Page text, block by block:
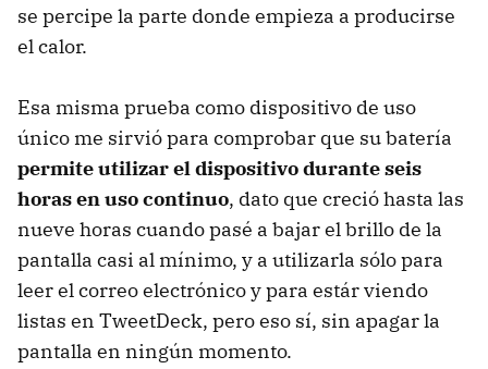
se percipe la parte donde empieza a producirse
el calor.
Esa misma prueba como dispositivo de uso
único me sirvió para comprobar que su batería
permite utilizar el dispositivo durante seis
horas en uso continuo, dato que creció hasta las
nueve horas cuando pasé a bajar el brillo de la
pantalla casi al mínimo, y a utilizarla sólo para
leer el correo electrónico y para estár viendo
listas en TweetDeck, pero eso sí, sin apagar la
pantalla en ningún momento.